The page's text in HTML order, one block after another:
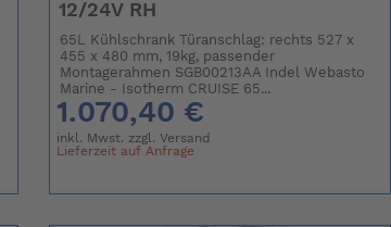
12/24V RH
65L Kühlschrank Türanschlag: rechts 527 x
455 x 480 mm, 19kg, passender
Montagerahmen SGB00213AA Indel Webasto
Marine - Isotherm CRUISE 65...
1.070,40 €
inkl. Mwst. zzgl.Versand
Lieferzeit auf Anfrage